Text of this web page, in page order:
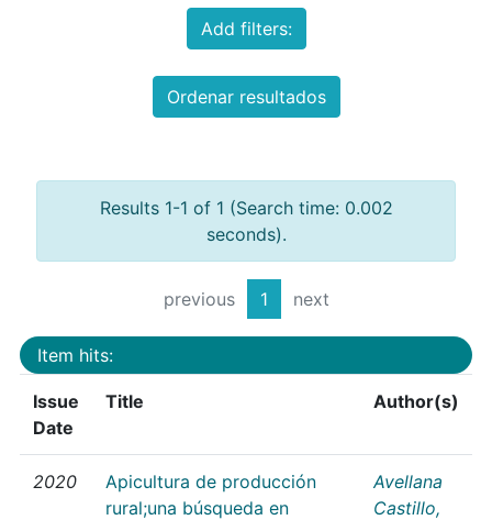
Add filters:
Ordenar resultados
Results 1-1 of 1 (Search time: 0.002
seconds).
previous 1 next
Item hits:
Issue
Date
Title Author(s)
2020
Apicultura de producción
rural;una búsqueda en
Avellana
Castillo,